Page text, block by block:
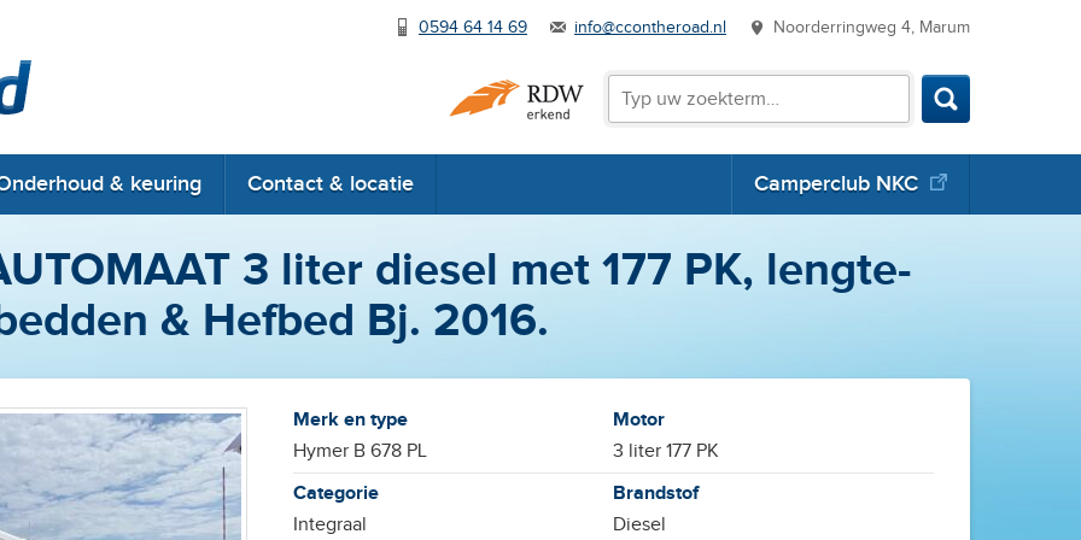
0594 64 14 69 info@ccontheroad.nl Noorderringweg 4, Marum
Zoeken
Zoeken
& keuring Contact & locatie Camperclub NKC
3 liter diesel met 177 PK, lengte-
& Hefbed Bj. 2016.
Merk en type
Hymer B 678 PL
Motor
3 liter 177 PK
Categorie
Integraal
Brandstof
Diesel